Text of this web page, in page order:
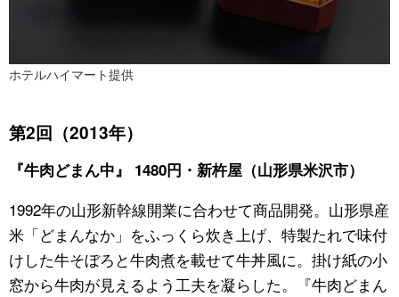
ホテルハイマート提供
第2回（2013年）
『牛肉どまん中』 1480円・新杵屋（山形県米沢市）
1992年の山形新幹線開業に合わせて商品開発。山形県産
米「どまんなか」をふっくら炊き上げ、特製たれで味付
けした牛そぼろと牛肉煮を載せて牛丼風に。掛け紙の小
窓から牛肉が見えるよう工夫を凝らした。『牛肉どまん